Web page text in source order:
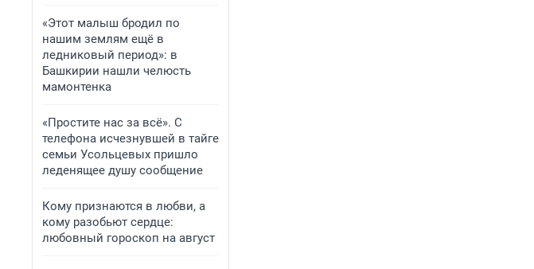
«Этот малыш бродил по
нашим землям ещё в
ледниковый период»: в
Башкирии нашли челюсть
мамонтенка
«Простите нас за всё». С
телефона исчезнувшей в тайге
семьи Усольцевых пришло
леденящее душу сообщение
Кому признаются в любви, а
кому разобьют сердце:
любовный гороскоп на август